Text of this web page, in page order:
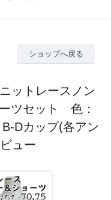
ショップへ戻る
ットレースノン
ツセット 色：
Dカップ(各アン
ュー